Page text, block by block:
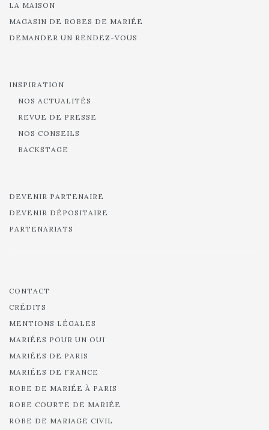
LA MAISON
MAGASIN DE ROBES DE MARIÉE
DEMANDER UN RENDEZ-VOUS
INSPIRATION
NOS ACTUALITÉS
REVUE DE PRESSE
NOS CONSEILS
BACKSTAGE
DEVENIR PARTENAIRE
DEVENIR DÉPOSITAIRE
PARTENARIATS
CONTACT
CRÉDITS
MENTIONS LÉGALES
MARIÉES POUR UN OUI
MARIÉES DE PARIS
MARIÉES DE FRANCE
ROBE DE MARIÉE À PARIS
ROBE COURTE DE MARIÉE
ROBE DE MARIAGE CIVIL